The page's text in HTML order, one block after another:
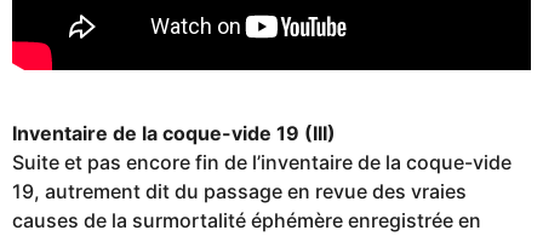
Inventaire de la coque-vide 19 (III)
Suite et pas encore fin de l’inventaire de la coque-vide
19, autrement dit du passage en revue des vraies
causes de la surmortalité éphémère enregistrée en